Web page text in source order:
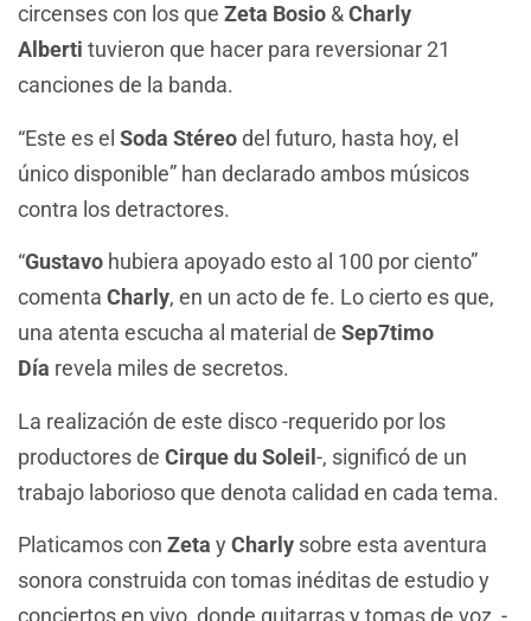
circenses con los que Zeta Bosio &Charly
Alberti tuvieron que hacer para reversionar 21
canciones de la banda.
“Este es el Soda Stéreodel futuro, hasta hoy, el
único disponible” han declarado ambos músicos
contra los detractores.
“Gustavo hubiera apoyado esto al 100 por ciento”
comenta Charly, en un acto de fe. Lo cierto es que,
una atenta escucha al material de Sep7timo
Día revela miles de secretos.
La realización de este disco -requerido por los
productores de Cirque du Soleil-, significó de un
trabajo laborioso que denota calidad en cada tema.
Platicamos con Zeta yCharly sobre esta aventura
sonora construida con tomas inéditas de estudio y
conciertos en vivo, donde guitarras y tomas de voz -